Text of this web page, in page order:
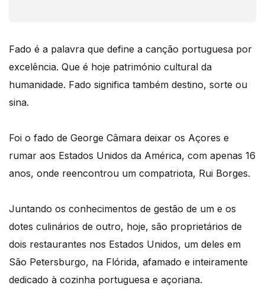
Fado é a palavra que define a canção portuguesa por
excelência. Que é hoje património cultural da
humanidade. Fado significa também destino, sorte ou
sina.
Foi o fado de George Câmara deixar os Açores e
rumar aos Estados Unidos da América, com apenas 16
anos, onde reencontrou um compatriota, Rui Borges.
Juntando os conhecimentos de gestão de um e os
dotes culinários de outro, hoje, são proprietários de
dois restaurantes nos Estados Unidos, um deles em
São Petersburgo, na Flórida, afamado e inteiramente
dedicado à cozinha portuguesa e açoriana.